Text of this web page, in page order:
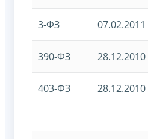
3-ФЗ 07.02.2011
390-ФЗ 28.12.2010
403-ФЗ 28.12.2010